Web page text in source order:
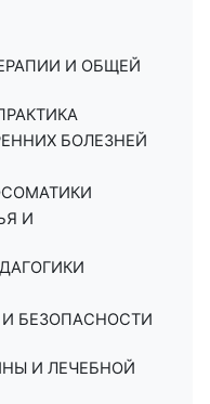
И ОБЩЕЙ
БОЛЕЗНЕЙ
И
БЕЗОПАСНОСТИ
И ЛЕЧЕБНОЙ